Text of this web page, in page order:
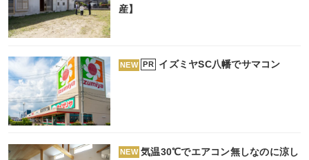
産】
NEW PR イズミヤSC八幡でサマコン
NEW 気温30℃でエアコン無しなのに涼し